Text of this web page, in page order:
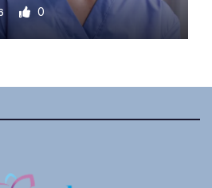
0